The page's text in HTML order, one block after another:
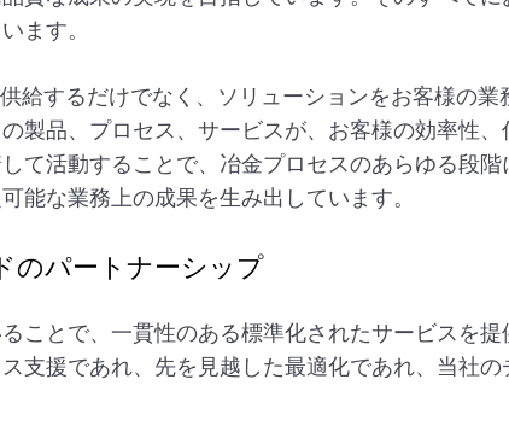
ます。
するだけでなく、ソリューションをお客様の
製品、プロセス、サービスが、お客様の効率性
て活動することで、冶金プロセスのあらゆる段
能な業務上の成果を生み出しています。
のパートナーシップ
ことで、一貫性のある標準化されたサービスを
支援であれ、先を見越した最適化であれ、当社